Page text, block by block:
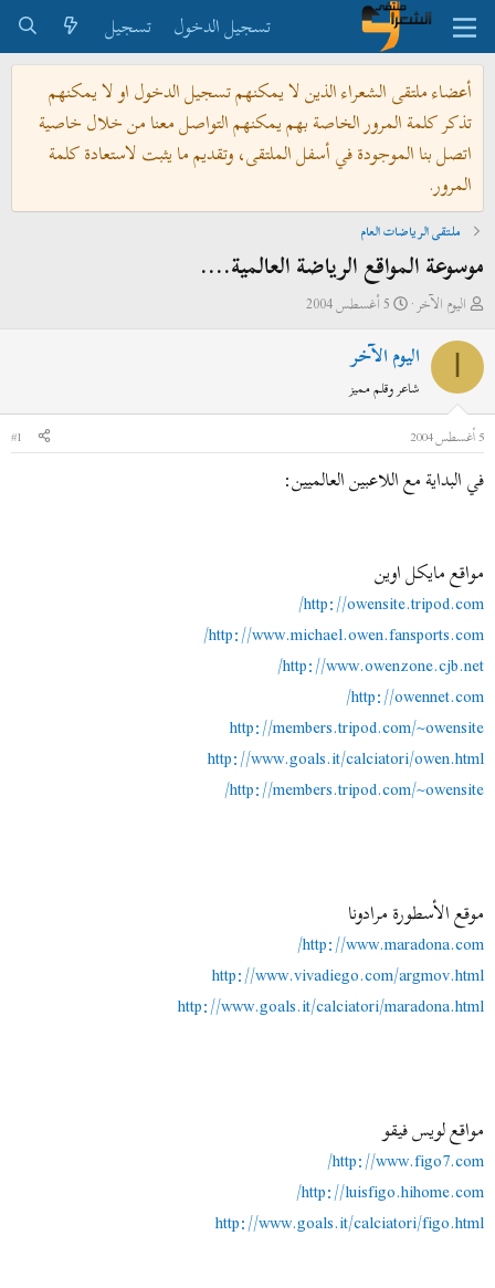
تسجيل الدخول
تسجيل
أعضاء ملتقى الشعراء الذين لا يمكنهم تسجيل الدخول او لا يمكنهم
تذكر كلمة المرور الخاصة بهم يمكنهم التواصل معنا من خلال خاصية
اتصل بنا الموجودة في أسفل الملتقى، وتقديم ما يثبت لاستعادة كلمة
المرور.
ملتقى الرياضات العام
موسوعة المواقع الرياضة العالمية....
ب
ئ
م
اليوم الآخر
ت
خ
ل
ب
5 أغسطس 2004
اليوم الآخر
شاعر وقلم مميز
5 أغسطس 2004
#1
في البداية مع اللاعبين العالميين:
مواقع مايكل اوين
http://owensite.tripod.com/
http://www.michael.owen.fansports.com/
http://www.owenzone.cjb.net/
http://owennet.com/
http://members.tripod.com/~owensite
http://www.goals.it/calciatori/owen.html
http://members.tripod.com/~owensite/
موقع الأسطورة مرادونا
http://www.maradona.com/
http://www.vivadiego.com/argmov.html
http://www.goals.it/calciatori/maradona.html
مواقع لويس فيقو
http://www.figo7.com/
http://luisfigo.hihome.com/
http://www.goals.it/calciatori/figo.html